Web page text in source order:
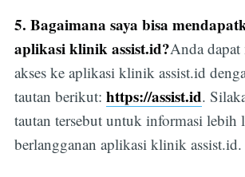
5. Bagaimana saya bisa
aplikasi klinik assist.id?Anda dapat
akses ke aplikasi klinik assist.id
tautan berikut: https://assist.id.
tautan tersebut untuk informasi lebih
berlangganan aplikasi klinik assist.id.